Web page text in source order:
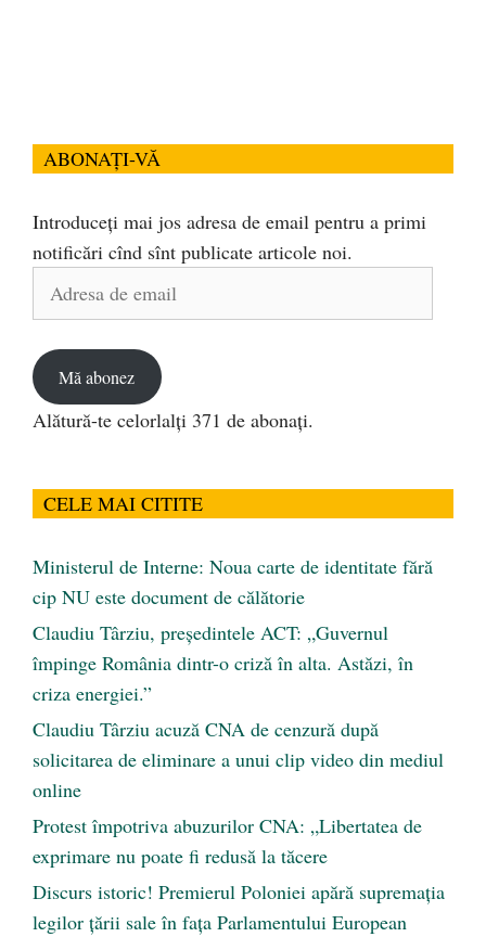
ABONAȚI-VĂ
Introduceți mai jos adresa de email pentru a primi
notificări cînd sînt publicate articole noi.
Adresa
Mă abonez
Alătură-te celorlalți 371 de abonați.
CELE MAI CITITE
Ministerul de Interne: Noua carte de identitate fără
cip NU este document de călătorie
Claudiu Târziu, președintele ACT: „Guvernul
împinge România dintr-o criză în alta. Astăzi, în
criza energiei.”
Claudiu Târziu acuză CNA de cenzură după
solicitarea de eliminare a unui clip video din mediul
online
Protest împotriva abuzurilor CNA: „Libertatea de
exprimare nu poate fi redusă la tăcere
Discurs istoric! Premierul Poloniei apără supremația
legilor țării sale în fața Parlamentului European